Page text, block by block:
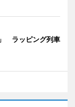
ラッピング列車